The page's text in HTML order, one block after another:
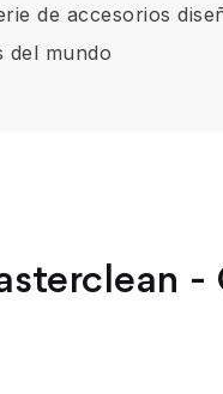
de accesorios
del mundo
-